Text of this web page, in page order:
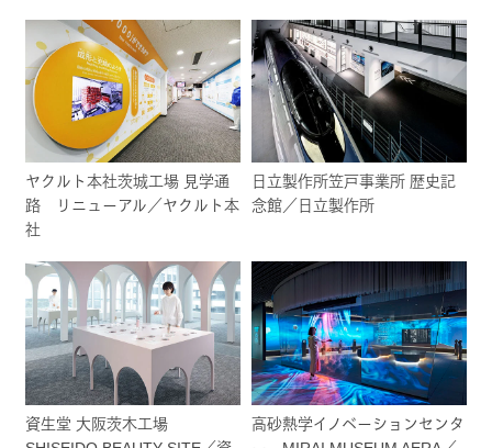
ヤクルト本社茨城工場 見学通
路 リニューアル／ヤクルト本
社
日立製作所笠戸事業所 歴史記
念館／日立製作所
資生堂 大阪茨木工場
高砂熱学イノベーションセンタ